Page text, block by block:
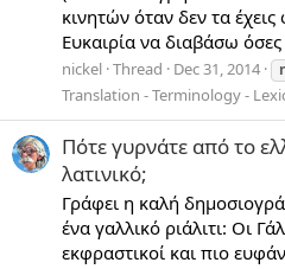
κινητών όταν δεν τα
Ευκαιρία να διαβάσω
nickel Thread Dec 31, 2014
Translation - Terminology -
Πότε γυρνάτε από το
λατινικό;
Γράφει η καλή
ένα γαλλικό ριάλιτι: Οι
εκφραστικοί και πιο